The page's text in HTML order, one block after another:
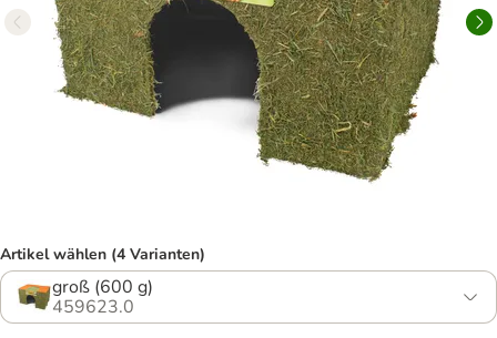
Artikel wählen (4 Varianten)
groß (600 g)
459623.0